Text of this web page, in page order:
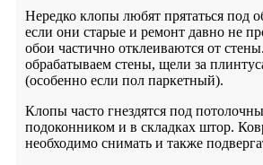
Нередко клопы любят прятаться под
если они старые и ремонт давно не
обои частично отклеиваются от
обрабатываем стены, щели за
(особенно если пол паркетный).
Клопы часто гнездятся под
подоконником и в складках штор.
необходимо снимать и также